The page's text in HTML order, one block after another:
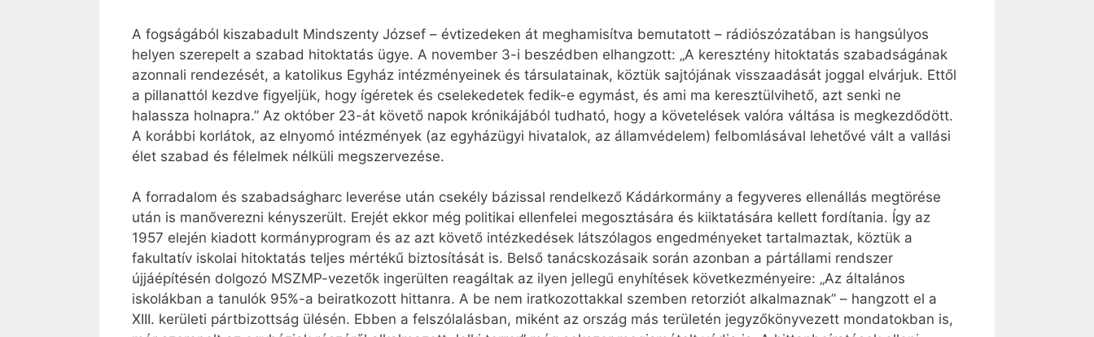
A fogságából kiszabadult Mindszenty József – évtizedeken át meghamisítva bemutatott – rádiószózatában is hangsúlyos
helyen szerepelt a szabad hitoktatás ügye. A november 3-i beszédben elhangzott: „A keresztény hitoktatás szabadságának
azonnali rendezését, a katolikus Egyház intézményeinek és társulatainak, köztük sajtójának visszaadását joggal elvárjuk. Ettől
a pillanattól kezdve figyeljük, hogy ígéretek és cselekedetek fedik-e egymást, és ami ma keresztülvihető, azt senki ne
halassza holnapra.” Az október 23-át követő napok krónikájából tudható, hogy a követelések valóra váltása is megkezdődött.
A korábbi korlátok, az elnyomó intézmények (az egyházügyi hivatalok, az államvédelem) felbomlásával lehetővé vált a vallási
élet szabad és félelmek nélküli megszervezése.
A forradalom és szabadságharc leverése után csekély bázissal rendelkező Kádárkormány a fegyveres ellenállás megtörése
után is manőverezni kényszerült. Erejét ekkor még politikai ellenfelei megosztására és kiiktatására kellett fordítania. Így az
1957 elején kiadott kormányprogram és az azt követő intézkedések látszólagos engedményeket tartalmaztak, köztük a
fakultatív iskolai hitoktatás teljes mértékű biztosítását is. Belső tanácskozásaik során azonban a pártállami rendszer
újjáépítésén dolgozó MSZMP-vezetők ingerülten reagáltak az ilyen jellegű enyhítések következményeire: „Az általános
iskolákban a tanulók 95%-a beiratkozott hittanra. A be nem iratkozottakkal szemben retorziót alkalmaznak” – hangzott el a
XIII. kerületi pártbizottság ülésén. Ebben a felszólalásban, miként az ország más területén jegyzőkönyvezett mondatokban is,